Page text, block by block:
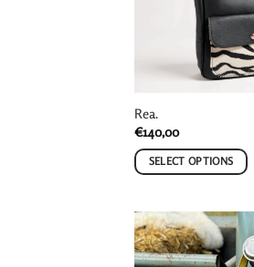
Rea.
€140,00
SELECT OPTIONS